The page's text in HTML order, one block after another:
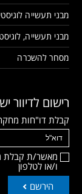
מבני תעשייה
מבני תעשייה,
מסחר להשכרה
רישום לדיוור
קבלת דו"חות מחקר
מאשר/ת קבלת
ו/או לטלפון
הירשם